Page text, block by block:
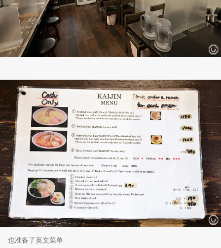
也准备了英文菜单